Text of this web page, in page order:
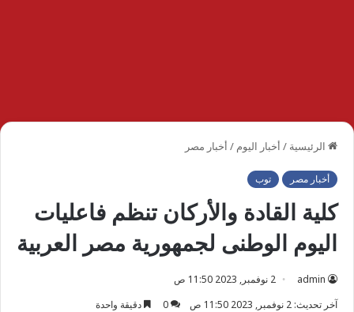
الرئيسية / أخبار اليوم / أخبار مصر
أخبار مصر توب
كلية القادة والأركان تنظم فاعليات
اليوم الوطنى لجمهورية مصر العربية
admin
2 نوفمبر, 2023 11:50 ص
آخر تحديث: 2 نوفمبر, 2023 11:50 ص
0 دقيقة واحدة